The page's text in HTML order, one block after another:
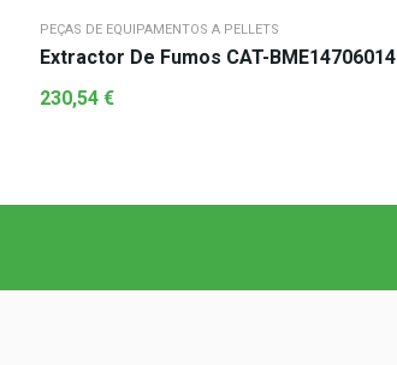
PEÇAS DE EQUIPAMENTOS A PELLETS
Extractor De Fumos CAT-BME14706014
230,54 €